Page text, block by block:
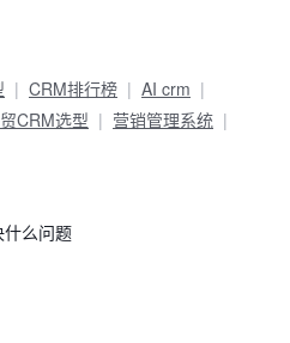
CRM排行榜
AI crm
CRM选型
营销管理系统
么问题